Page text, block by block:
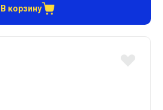
В корзину